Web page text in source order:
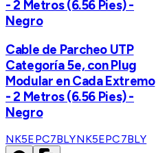
- 2 Metros (6.56 Pies) -
Negro
Cable de Parcheo UTP
Categoría 5e, con Plug
Modular en Cada Extremo
- 2 Metros (6.56 Pies) -
Negro
NK5EPC7BLYNK5EPC7BLY